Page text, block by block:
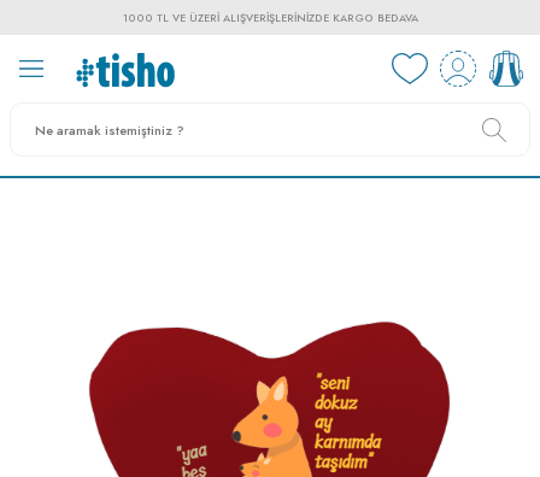
1000 TL VE ÜZERI ALIŞVERIŞLERINIZDE KARGO BEDAVA